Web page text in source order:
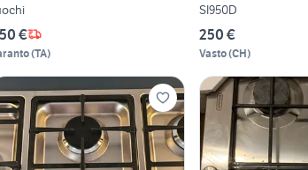
€
(TA)
SI950D
250 €
Vasto(CH)